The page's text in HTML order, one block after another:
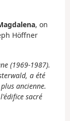
, on
Höffner
(1969-1987).
a été
ancienne.
sacré